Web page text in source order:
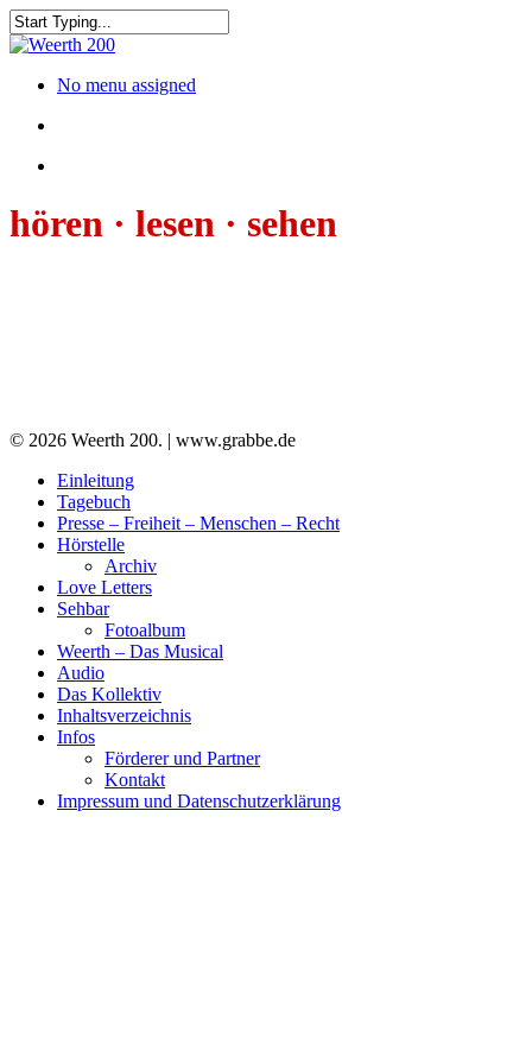
No menu assigned
hören · lesen · sehen
© 2026 Weerth 200. | www.grabbe.de
Einleitung
Tagebuch
Presse – Freiheit – Menschen – Recht
Hörstelle
Archiv
Love Letters
Sehbar
Fotoalbum
Weerth – Das Musical
Audio
Das Kollektiv
Inhaltsverzeichnis
Infos
Förderer und Partner
Kontakt
Impressum und Datenschutzerklärung